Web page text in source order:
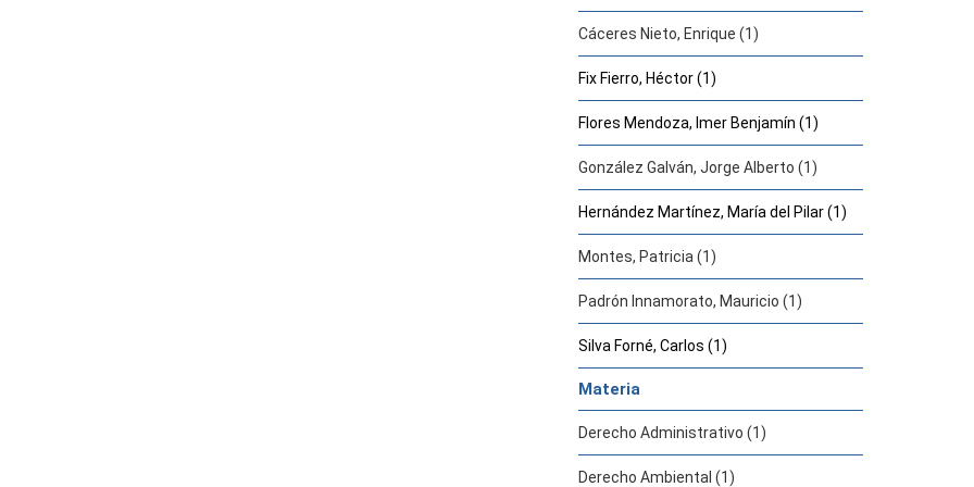
Cáceres Nieto, Enrique (1)
Fix Fierro, Héctor (1)
Flores Mendoza, Imer Benjamín (1)
González Galván, Jorge Alberto (1)
Hernández Martínez, María del Pilar (1)
Montes, Patricia (1)
Padrón Innamorato, Mauricio (1)
Silva Forné, Carlos (1)
Materia
Derecho Administrativo (1)
Derecho Ambiental (1)